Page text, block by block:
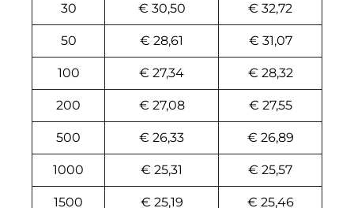
30 € 30,50 € 32,72
50 € 28,61 € 31,07
100 € 27,34 € 28,32
200 € 27,08 € 27,55
500 € 26,33 € 26,89
1000 € 25,31 € 25,57
1500 € 25,19 € 25,46